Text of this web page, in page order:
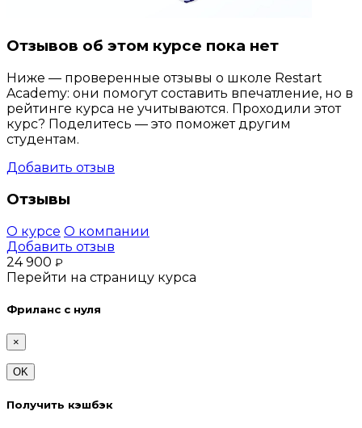
Отзывов об этом курсе пока нет
Ниже — проверенные отзывы о школе Restart
Academy: они помогут составить впечатление, но в
рейтинге курса не учитываются. Проходили этот
курс? Поделитесь — это поможет другим
студентам.
Добавить отзыв
Отзывы
О курсе О компании
Добавить отзыв
24 900 ₽
Перейти на страницу курса
Фриланс с нуля
×
OK
Получить кэшбэк